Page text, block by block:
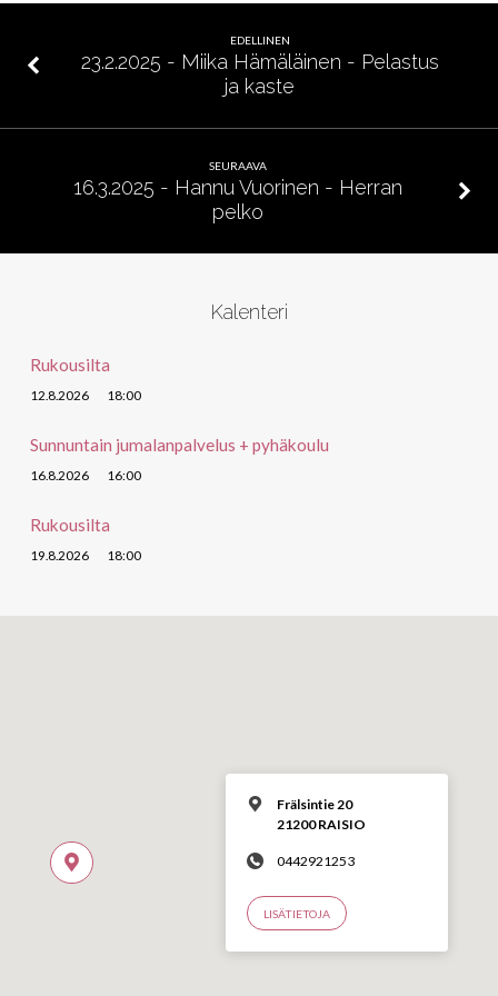
EDELLINEN
23.2.2025 - Miika Hämäläinen - Pelastus
ja kaste
SEURAAVA
16.3.2025 - Hannu Vuorinen - Herran
pelko
Kalenteri
Rukousilta
12.8.2026 18:00
Sunnuntain jumalanpalvelus + pyhäkoulu
16.8.2026 16:00
Rukousilta
19.8.2026 18:00
Frälsintie 20
21200 RAISIO
0442921253
LISÄTIETOJA